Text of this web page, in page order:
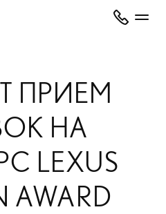
ПРИЕМ
НА
LEXUS
AWARD